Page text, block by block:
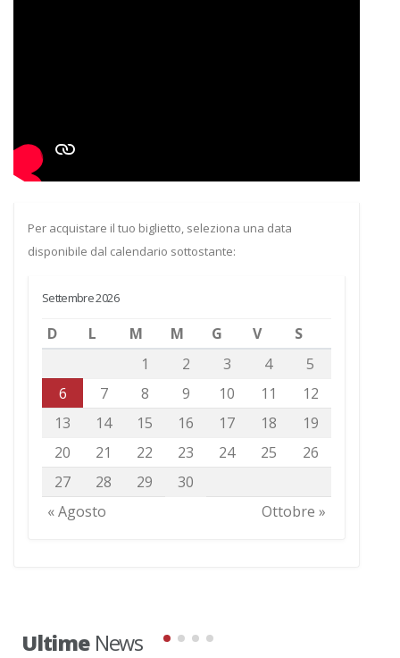
Per acquistare il tuo biglietto, seleziona una data
disponibile dal calendario sottostante:
Settembre 2026
D L M M G V S
« Agosto Ottobre »
1 2 3 4
5
6
7 8 9 10 11
12
13
14 15 16 17 18
19
20
21 22 23 24 25
26
27
28 29 30
UltimeNews